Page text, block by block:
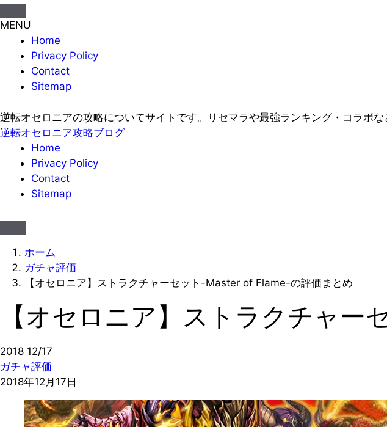
MENU
Home
Privacy Policy
Contact
Sitemap
逆転オセロニアの攻略についてサイトです。リセマラや最強ランキング・コラボな
逆転オセロニア攻略ブログ
Home
Privacy Policy
Contact
Sitemap
ホーム
ガチャ評価
【オセロニア】ストラクチャーセット-Master of Flame-の評価まとめ
【オセロニア】ストラクチャ
2018 12/17
ガチャ評価
2018年12月17日